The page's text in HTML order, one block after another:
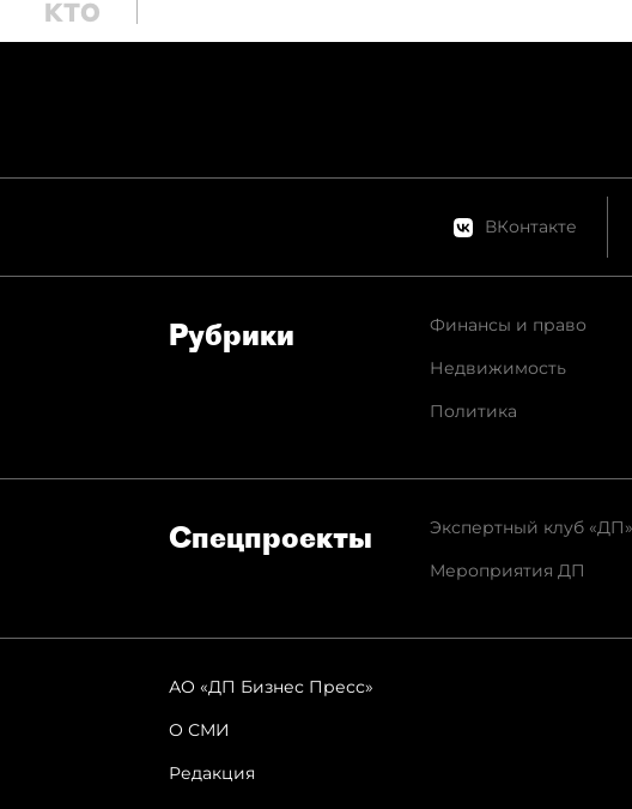
ВКонтакте
Рубрики
Финансы и право
Недвижимость
Политика
Спец­проекты
Экспертный клуб «ДП»
Мероприятия ДП
АО «ДП Бизнес Пресс»
О СМИ
Редакция